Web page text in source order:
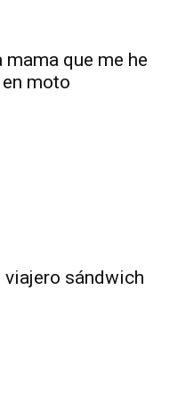
que me he
moto
viajero sándwich